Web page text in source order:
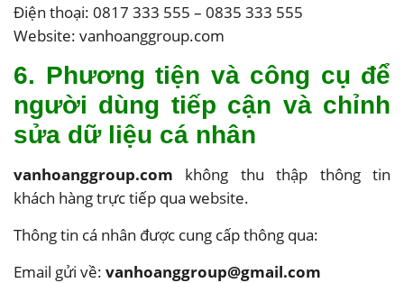
Điện thoại: 0817 333 555 – 0835 333 555
Website: vanhoanggroup.com
6. Phương tiện và công cụ để
người dùng tiếp cận và chỉnh
sửa dữ liệu cá nhân
vanhoanggroup.com không thu thập thông tin
khách hàng trực tiếp qua website.
Thông tin cá nhân được cung cấp thông qua:
Email gửi về: vanhoanggroup@gmail.com